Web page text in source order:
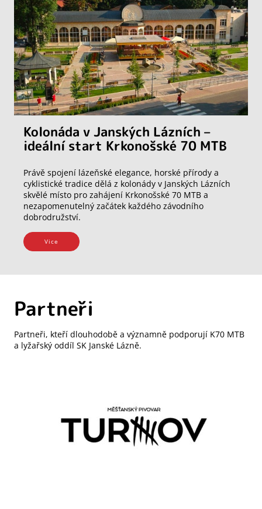
Kolonáda v Janských Lázních –
ideální start Krkonošské 70 MTB
Právě spojení lázeňské elegance, horské přírody a
cyklistické tradice dělá z kolonády v Janských Lázních
skvělé místo pro zahájení Krkonošské 70 MTB a
nezapomenutelný začátek každého závodního
dobrodružství.
Vice
Partneři
Partneři, kteří dlouhodobě a významně podporují K70 MTB
a lyžařský oddíl SK Janské Lázně.